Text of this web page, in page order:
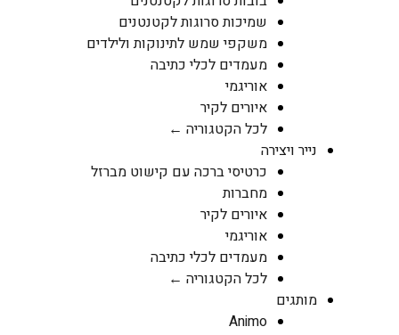
שמיכות סרוגות לקטנטנים
משקפי שמש לתינוקות ולילדים
מעמדים לכלי כתיבה
אוריגמי
איורים לקיר
לכל הקטגוריה ←
נייר ויצירה
כרטיסי ברכה עם קישוט מברזל
מחברות
איורים לקיר
אוריגמי
מעמדים לכלי כתיבה
לכל הקטגוריה ←
מותגים
Animo